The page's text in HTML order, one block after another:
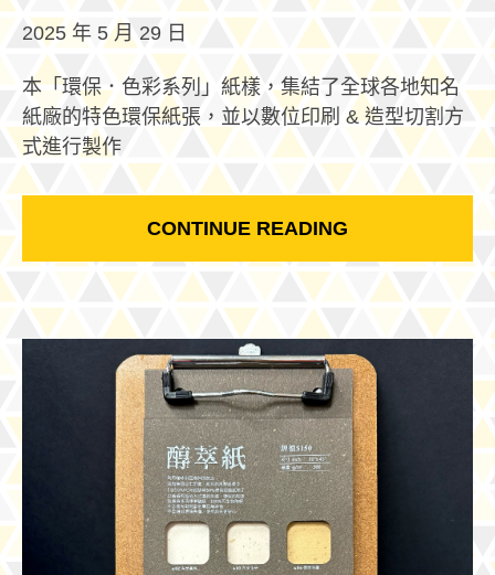
2025 年 5 月 29 日
本「環保．色彩系列」紙樣，集結了全球各地知名
紙廠的特色環保紙張，並以數位印刷 & 造型切割方
式進行製作
CONTINUE READING